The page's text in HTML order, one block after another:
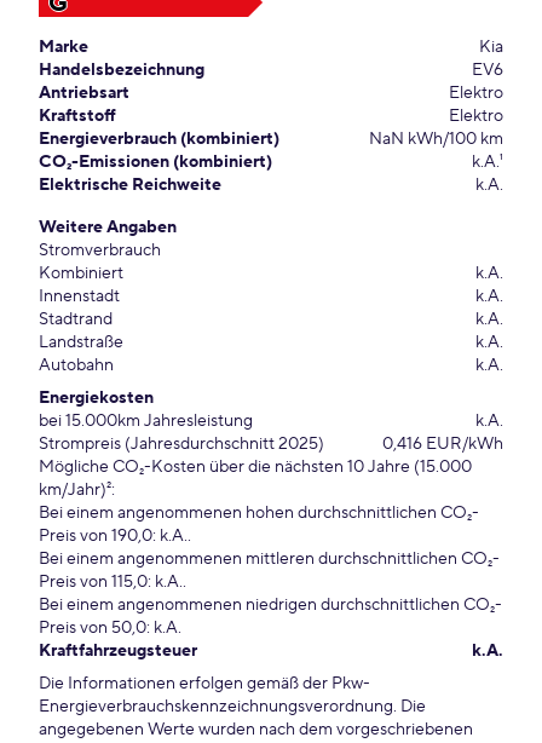
Marke
Kia
Handelsbezeichnung
EV6
Antriebsart
Elektro
Kraftstoff
Elektro
Energieverbrauch (kombiniert)
NaN kWh/100 km
CO₂-Emissionen (kombiniert)
k.A.¹
Elektrische Reichweite
k.A.
Weitere Angaben
Stromverbrauch
Kombiniert
k.A.
Innenstadt
k.A.
Stadtrand
k.A.
Landstraße
k.A.
Autobahn
k.A.
Energiekosten
bei 15.000km Jahresleistung
k.A.
Strompreis (Jahresdurchschnitt 2025)
0,416 EUR/kWh
Mögliche CO₂-Kosten über die nächsten 10 Jahre (15.000
km/Jahr)²:
Bei einem angenommenen hohen durchschnittlichen CO₂-
Preis von 190,0: k.A..
Bei einem angenommenen mittleren durchschnittlichen CO₂-
Preis von 115,0: k.A..
Bei einem angenommenen niedrigen durchschnittlichen CO₂-
Preis von 50,0: k.A.
Kraftfahrzeugsteuer
k.A.
Die Informationen erfolgen gemäß der Pkw-
Energieverbrauchskennzeichnungsverordnung. Die
angegebenen Werte wurden nach dem vorgeschriebenen